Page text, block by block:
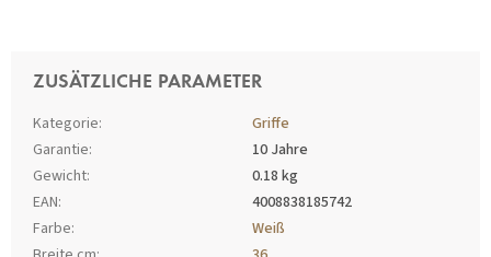
ZUSÄTZLICHE PARAMETER
Kategorie:
Griffe
Garantie:
10 Jahre
Gewicht:
0.18 kg
EAN:
4008838185742
Farbe:
Weiß